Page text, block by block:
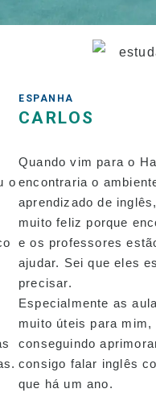
de acomodação
e atuais
o
ESPANHA
CARLOS
Quando vim para o
encontraria o
aprendizado de
muito feliz porque
e os professores
ajudar. Sei que eles
precisar.
Especialmente as
muito úteis para mim,
conseguindo
consigo falar inglês
que há um ano.